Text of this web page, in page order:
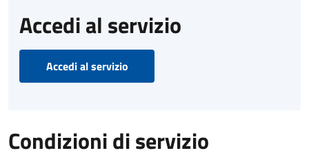
Accedi al servizio
Accedi al servizio
Condizioni di servizio